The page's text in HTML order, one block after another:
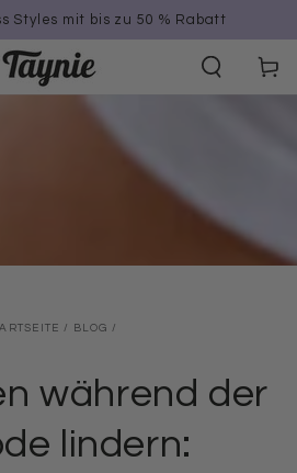
Styles mit bis zu 50 % Rabatt
/ BLOG /
während der
lindern: